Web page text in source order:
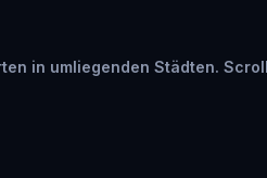
in umliegenden Städten.